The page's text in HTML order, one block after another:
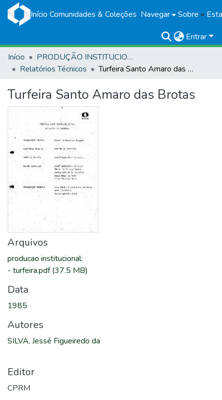
Início Comunidades & Coleções Navegar Sobre
Entrar
Início
PRODUÇÃO INSTITUCIONAL
Relatórios Técnicos
Turfeira Santo Amaro das Brotas
Turfeira Santo Amaro das Brotas
Arquivos
producao institucional:
- turfeira.pdf(37.5 MB)
Data
1985
Autores
SILVA, Jessé Figueiredo da
Editor
CPRM